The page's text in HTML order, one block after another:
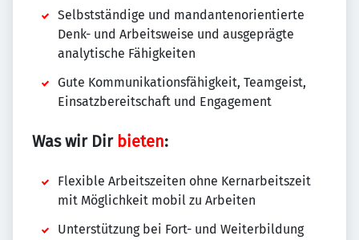
Selbstständige und mandantenorientierte
Denk- und Arbeitsweise und ausgeprägte
analytische Fähigkeiten
Gute Kommunikationsfähigkeit, Teamgeist,
Einsatzbereitschaft und Engagement
Was wir Dir bieten:
Flexible Arbeitszeiten ohne Kernarbeitszeit
mit Möglichkeit mobil zu Arbeiten
Unterstützung bei Fort- und Weiterbildung